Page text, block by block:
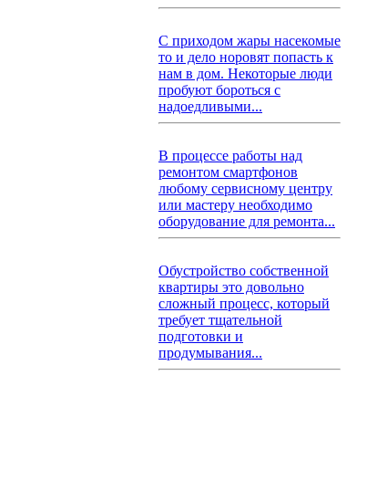
С приходом жары насекомые
то и дело норовят попасть к
нам в дом. Некоторые люди
пробуют бороться с
надоедливыми...
В процессе работы над
ремонтом смартфонов
любому сервисному центру
или мастеру необходимо
оборудование для ремонта...
Обустройство собственной
квартиры это довольно
сложный процесс, который
требует тщательной
подготовки и
продумывания...